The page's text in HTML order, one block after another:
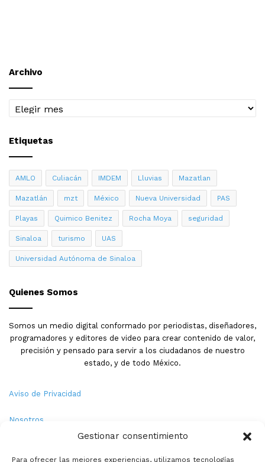
Gestionar consentimiento
Para ofrecer las mejores experiencias, utilizamos tecnologías
Archivo
Archivo
Etiquetas
AMLO Culiacán IMDEM Lluvias Mazatlan
Mazatlán mzt México Nueva Universidad PAS
Playas Quimico Benitez Rocha Moya seguridad
Sinaloa turismo UAS
Universidad Autónoma de Sinaloa
Quienes Somos
Somos un medio digital conformado por periodistas, diseñadores,
programadores y editores de video para crear contenido de valor,
precisión y pensado para servir a los ciudadanos de nuestro
estado, y de todo México.
Aviso de Privacidad
Nosotros